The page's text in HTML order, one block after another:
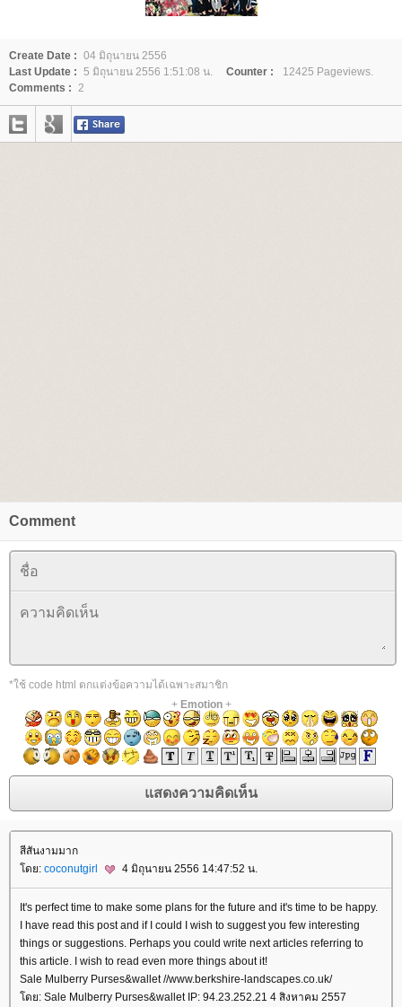
Create Date : 04 มิถุนายน 2556
Last Update : 5 มิถุนายน 2556 1:51:08 น. Counter :
12425 Pageviews.
Comments :
2
Comment
*ใช้ code html ตกแต่งข้อความได้เฉพาะสมาชิก
+ Emotion+
สีสันงามมาก
ดย: coconutgirl 4 มิถุนายน 2556 14:47:52 น.
It's perfect time to make some plans for the future and it's time to be happy.
I have read this post and if I could I wish to suggest you few interesting
things or suggestions. Perhaps you could write next articles referring to
this article. I wish to read even more things about it!
Sale Mulberry Purses&wallet //www.berkshire-landscapes.co.uk/
ดย: Sale Mulberry Purses&wallet IP: 94.23.252.21 4 สิงหาคม 2557